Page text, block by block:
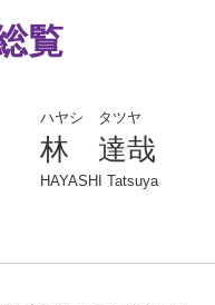
覧
ハヤシ タツヤ
林 達哉
HAYASHI Tatsuya